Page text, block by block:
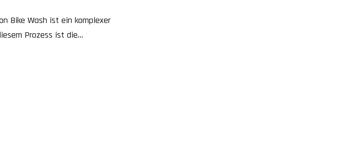
Bike Wash ist ein komplexer
Prozess ist die